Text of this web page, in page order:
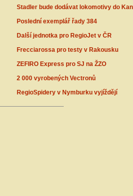
Stadler bude dodávat lokomotivy do
Poslední exemplář řady 384
Další jednotka pro RegioJet v ČR
Frecciarossa pro testy v Rakousku
ZEFIRO Express pro SJ na ŽZO
2 000 vyrobených Vectronů
RegioSpidery v Nymburku vyjíždějí